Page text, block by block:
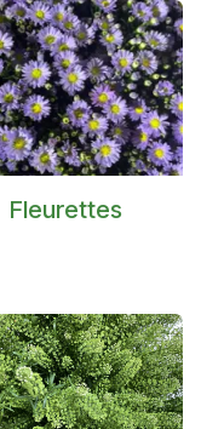
Fleurettes